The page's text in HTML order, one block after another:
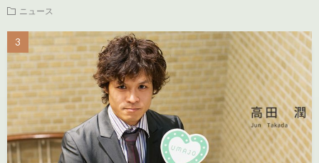
ニュース